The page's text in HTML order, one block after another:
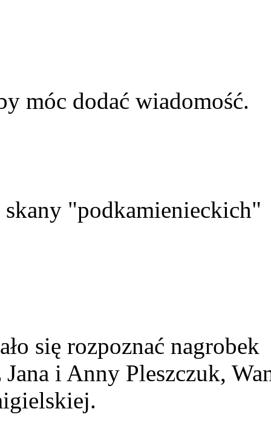
móc dodać wiadomość.
"podkamienieckich"
się rozpoznać nagrobek
i Anny Pleszczuk,